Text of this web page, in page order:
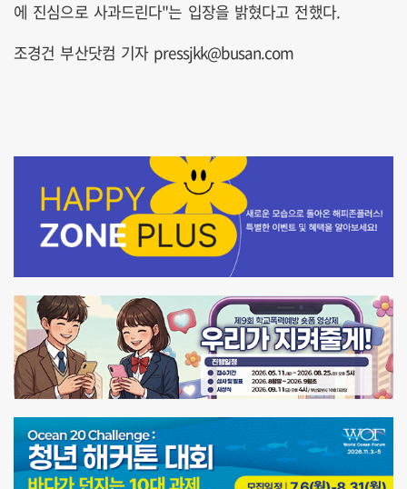
에 진심으로 사과드린다"는 입장을 밝혔다고 전했다.
조경건 부산닷컴 기자 pressjkk@busan.com